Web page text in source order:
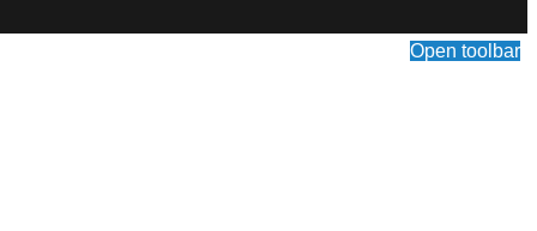
Open toolbar